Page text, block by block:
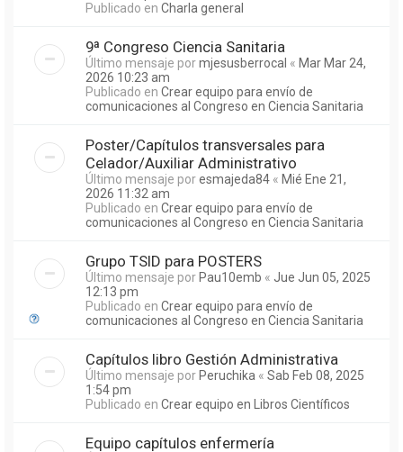
Publicado en Charla general
9ª Congreso Ciencia Sanitaria
Último mensaje pormjesusberrocal « Mar Mar 24,
2026 10:23 am
Publicado en Crear equipo para envío de
comunicaciones al Congreso en Ciencia Sanitaria
Poster/Capítulos transversales para
Celador/Auxiliar Administrativo
Último mensaje poresmajeda84 « Mié Ene 21,
2026 11:32 am
Publicado en Crear equipo para envío de
comunicaciones al Congreso en Ciencia Sanitaria
Grupo TSID para POSTERS
Último mensaje por Pau10emb « Jue Jun 05, 2025
12:13 pm
Publicado en Crear equipo para envío de
comunicaciones al Congreso en Ciencia Sanitaria
Capítulos libro Gestión Administrativa
Último mensaje por Peruchika « Sab Feb 08, 2025
1:54 pm
Publicado en Crear equipo en Libros Científicos
Equipo capítulos enfermería